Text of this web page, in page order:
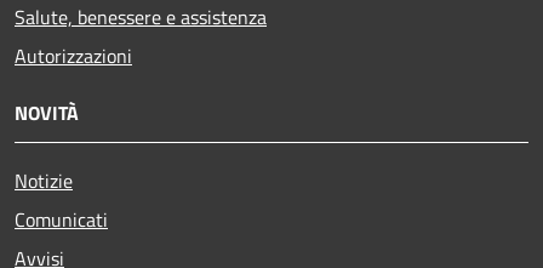
Salute, benessere e assistenza
Autorizzazioni
NOVITÀ
Notizie
Comunicati
Avvisi